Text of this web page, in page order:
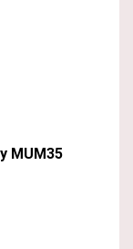
MUM35